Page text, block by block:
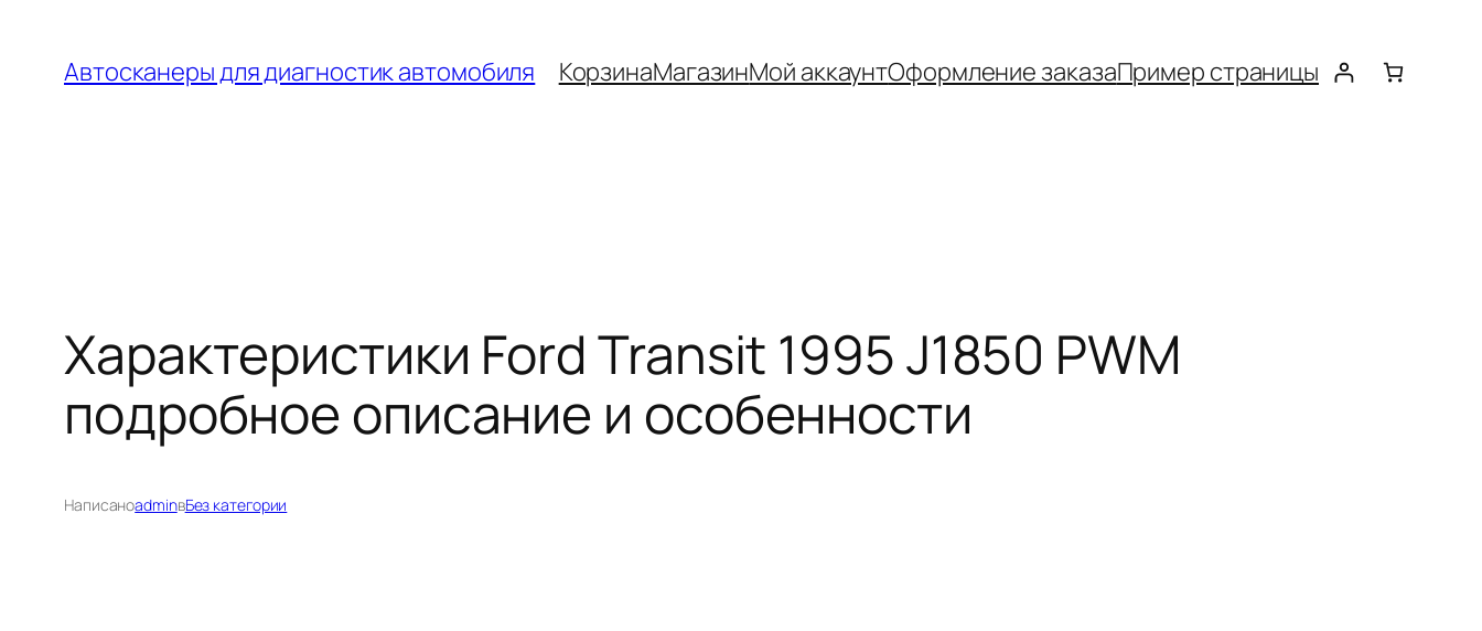
содержимому
Автосканеры для диагностик автомобиля КорзинаМагазинМой аккаунтОформление заказаПример страницы
Характеристики Ford Transit 1995 J1850 PWM
подробное описание и особенности
НаписаноadminвБез категории